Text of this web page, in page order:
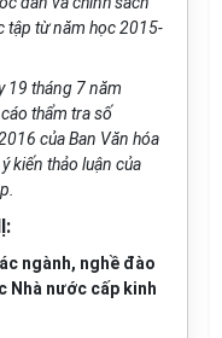
tập từ năm học 2015-
19 tháng 7 năm
thẩm tra số
của Ban Văn hóa
kiến thảo luận của
ngành, nghề đào
nước cấp kinh